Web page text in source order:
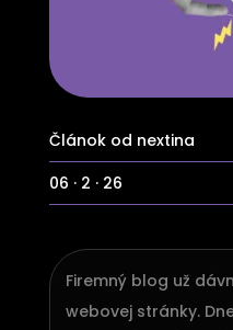
Článok od nextina
06 · 2 · 26
Firemný blog už
webovej stránky.